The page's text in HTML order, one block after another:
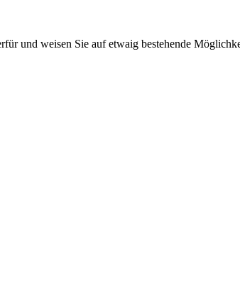
und weisen Sie auf etwaig bestehende